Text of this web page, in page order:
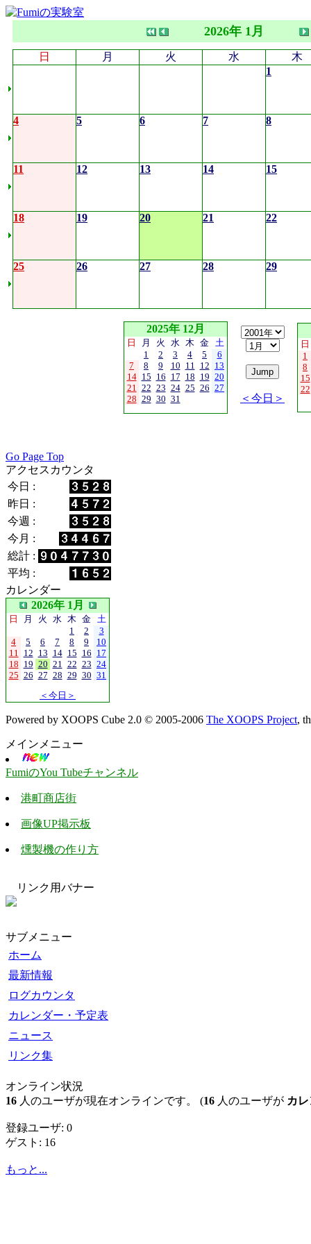
2026年 1月
日 月 火 水
木
1
4 5 6 7 8
11 12 13 14 15
18 19 20 21 22
25 26 27 28 29
2025年 12月
日 月 火 水 木 金 土
1
2 3 4 5
6
7
8 9 10 11 12 13
14 15 16 17 18 19 20
21 22 23 24 25 26 27
28 29 30 31 ＜今日＞
日
1
8
15
22
Go Page Top
アクセスカウンタ
今日 :
昨日 :
今週 :
今月 :
総計 :
平均 :
カレンダー
2026年 1月
日 月 火 水 木 金 土
1
2
3
4
5 6 7 8 9
10
11 12 13 14 15 16 17
18 19 20 21 22 23 24
25 26 27 28 29 30 31
＜今日＞
Powered by XOOPS Cube 2.0 © 2005-2006 The XOOPS Project,
メインメニュー
FumiのYou Tubeチャンネル
港町商店街
画像UP掲示板
燻製機の作り方
リンク用バナー
サブメニュー
ホーム
最新情報
ログカウンタ
カレンダー・予定表
ニュース
リンク集
オンライン状況
16 人のユーザが現在オンラインです。 (16 人のユーザが カ
登録ユーザ: 0
ゲスト: 16
もっと...